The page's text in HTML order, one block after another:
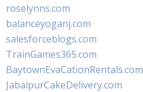
roselynns.com
balanceyoganj.com
salesforceblogs.com
TrainGames365.com
BaytownEvaCationRentals.com
JabalpurCakeDelivery.com